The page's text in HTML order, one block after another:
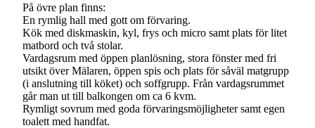
På övre plan finns:
En rymlig hall med gott om förvaring.
Kök med diskmaskin, kyl, frys och micro samt plats för litet
matbord och två stolar.
Vardagsrum med öppen planlösning, stora fönster med fri
utsikt över Mälaren, öppen spis och plats för såväl matgrupp
(i anslutning till köket) och soffgrupp. Från vardagsrummet
går man ut till balkongen om ca 6 kvm.
Rymligt sovrum med goda förvaringsmöjligheter samt egen
toalett med handfat.